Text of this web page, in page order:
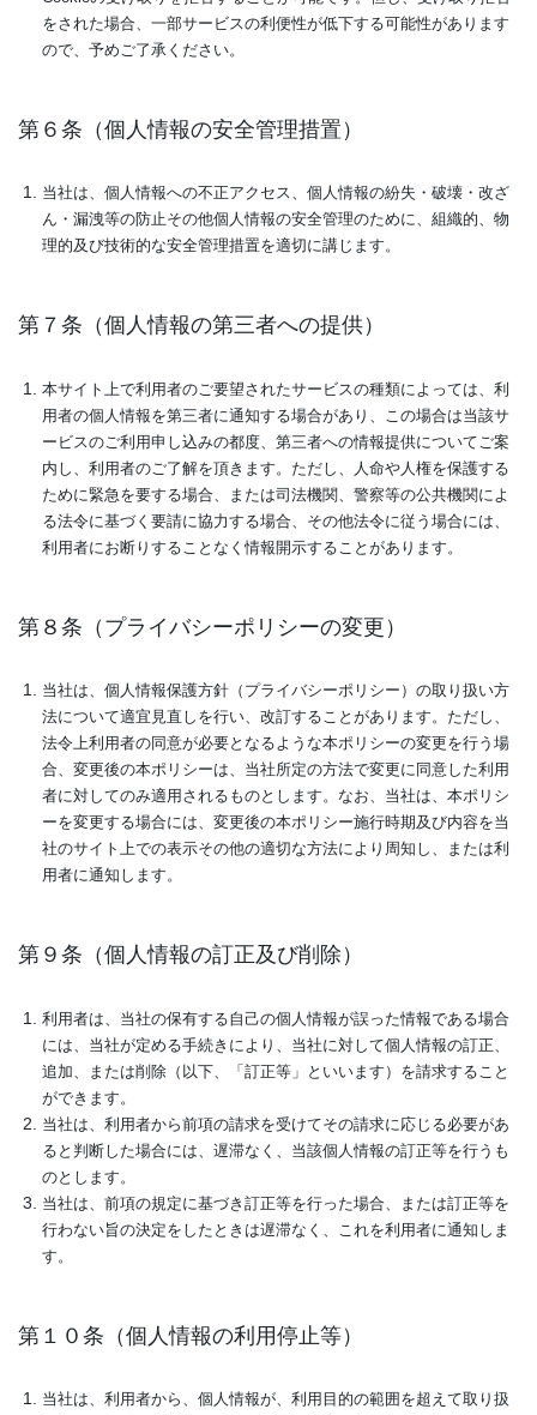
をされた場合、一部サービスの利便性が低下する可能性があります
ので、予めご了承ください。
第６条（個人情報の安全管理措置）
当社は、個人情報への不正アクセス、個人情報の紛失・破壊・改ざ
ん・漏洩等の防止その他個人情報の安全管理のために、組織的、物
理的及び技術的な安全管理措置を適切に講じます。
第７条（個人情報の第三者への提供）
本サイト上で利用者のご要望されたサービスの種類によっては、利
用者の個人情報を第三者に通知する場合があり、この場合は当該サ
ービスのご利用申し込みの都度、第三者への情報提供についてご案
内し、利用者のご了解を頂きます。ただし、人命や人権を保護する
ために緊急を要する場合、または司法機関、警察等の公共機関によ
る法令に基づく要請に協力する場合、その他法令に従う場合には、
利用者にお断りすることなく情報開示することがあります。
第８条（プライバシーポリシーの変更）
当社は、個人情報保護方針（プライバシーポリシー）の取り扱い方
法について適宜見直しを行い、改訂することがあります。ただし、
法令上利用者の同意が必要となるような本ポリシーの変更を行う場
合、変更後の本ポリシーは、当社所定の方法で変更に同意した利用
者に対してのみ適用されるものとします。なお、当社は、本ポリシ
ーを変更する場合には、変更後の本ポリシー施行時期及び内容を当
社のサイト上での表示その他の適切な方法により周知し、または利
用者に通知します。
第９条（個人情報の訂正及び削除）
利用者は、当社の保有する自己の個人情報が誤った情報である場合
には、当社が定める手続きにより、当社に対して個人情報の訂正、
追加、または削除（以下、「訂正等」といいます）を請求すること
ができます。
当社は、利用者から前項の請求を受けてその請求に応じる必要があ
ると判断した場合には、遅滞なく、当該個人情報の訂正等を行うも
のとします。
当社は、前項の規定に基づき訂正等を行った場合、または訂正等を
行わない旨の決定をしたときは遅滞なく、これを利用者に通知しま
す。
第１０条（個人情報の利用停止等）
当社は、利用者から、個人情報が、利用目的の範囲を超えて取り扱